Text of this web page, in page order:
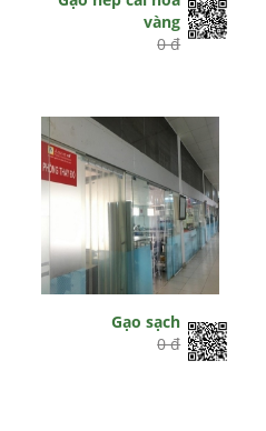
vàng
0 đ
Gạo sạch
0 đ